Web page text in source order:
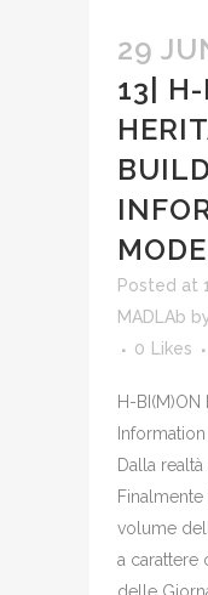
29
13|
Posted at
MADLAb
0
Likes
H-
Dalla
volume
a carattere